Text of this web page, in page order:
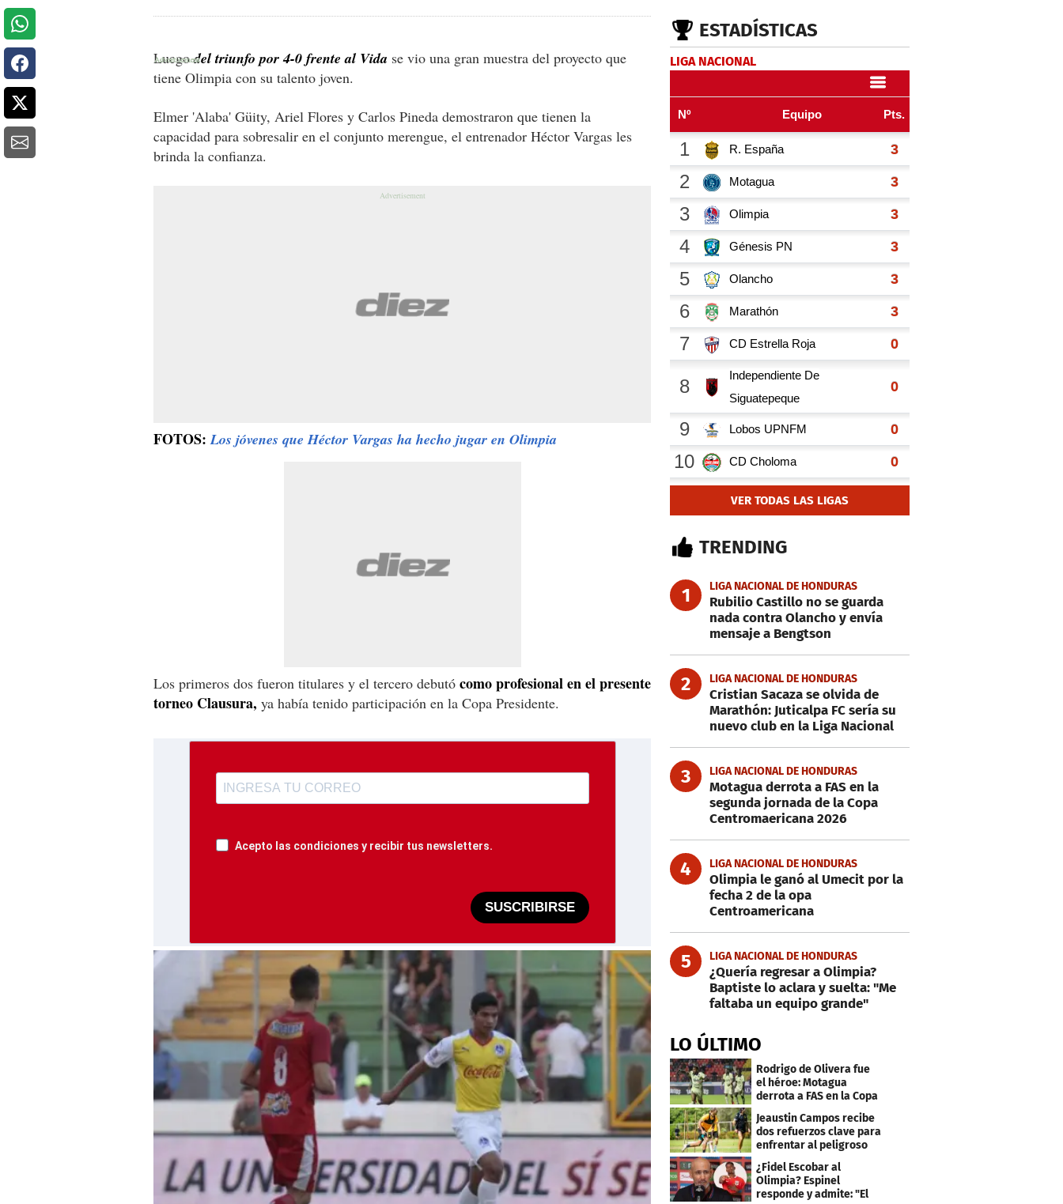
Luegodel triunfo por 4-0 frente al Vida se vio una gran muestra del proyecto que
tiene Olimpia con su talento joven.
Elmer 'Alaba' Güity, Ariel Flores y Carlos Pineda demostraron que tienen la
capacidad para sobresalir en el conjunto merengue, el entrenador Héctor Vargas les
brinda la confianza.
FOTOS:Los jóvenes que Héctor Vargas ha hecho jugar en Olimpia
Los primeros dos fueron titulares y el tercero debutó como profesional en el presente
torneo Clausura, ya había tenido participación en la Copa Presidente.
Acepto las condiciones y recibir tus newsletters.
SUSCRIBIRSE
ESTADÍSTICAS
LIGA NACIONAL
VER TODAS LAS LIGAS
TRENDING
1 LIGA NACIONAL DE HONDURAS
Rubilio Castillo no se guarda
nada contra Olancho y envía
mensaje a Bengtson
2 LIGA NACIONAL DE HONDURAS
Cristian Sacaza se olvida de
Marathón: Juticalpa FC sería su
nuevo club en la Liga Nacional
3 LIGA NACIONAL DE HONDURAS
Motagua derrota a FAS en la
segunda jornada de la Copa
Centromaericana 2026
4 LIGA NACIONAL DE HONDURAS
Olimpia le ganó al Umecit por la
fecha 2 de la opa
Centroamericana
5 LIGA NACIONAL DE HONDURAS
¿Quería regresar a Olimpia?
Baptiste lo aclara y suelta: "Me
faltaba un equipo grande"
LO ÚLTIMO
Rodrigo de Olivera fue
el héroe: Motagua
derrota a FAS en la Copa
Centroamericana
Jeaustin Campos recibe
dos refuerzos clave para
enfrentar al peligroso
Génesis FC
¿Fidel Escobar al
Olimpia? Espinel
responde y admite: "El